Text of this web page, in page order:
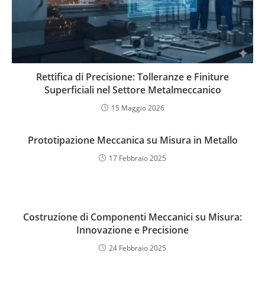
Rettifica di Precisione: Tolleranze e Finiture
Superficiali nel Settore Metalmeccanico
15 Maggio 2026
Prototipazione Meccanica su Misura in Metallo
17 Febbraio 2025
Costruzione di Componenti Meccanici su Misura:
Innovazione e Precisione
24 Febbraio 2025